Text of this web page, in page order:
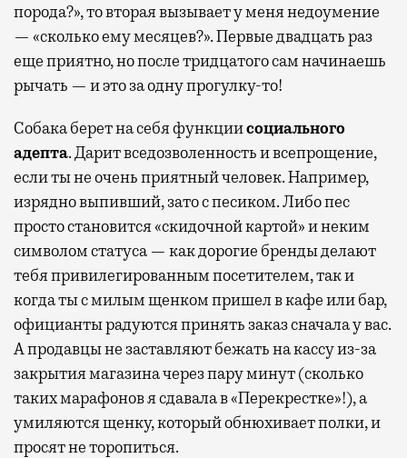
порода?», то вторая вызывает у меня недоумение
— «сколько ему месяцев?». Первые двадцать раз
еще приятно, но после тридцатого сам начинаешь
рычать — и это за одну прогулку-то!
Собака берет на себя функциисоциального
адепта. Дарит вседозволенность и всепрощение,
если ты не очень приятный человек. Например,
изрядно выпивший, зато с песиком. Либо пес
просто становится «скидочной картой» и неким
символом статуса — как дорогие бренды делают
тебя привилегированным посетителем, так и
когда ты с милым щенком пришел в кафе или бар,
официанты радуются принять заказ сначала у вас.
А продавцы не заставляют бежать на кассу из-за
закрытия магазина через пару минут (сколько
таких марафонов я сдавала в «Перекрестке»!), а
умиляются щенку, который обнюхивает полки, и
просят не торопиться.